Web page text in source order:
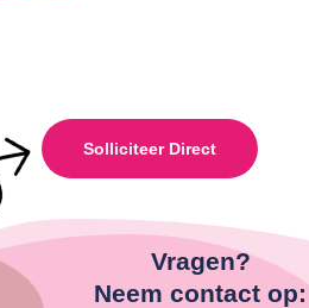
Solliciteer Direct
Vragen?
Neem contact op: